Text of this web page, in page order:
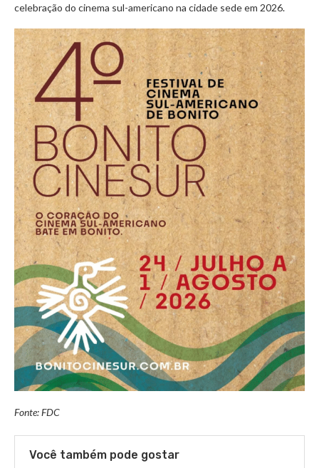
celebração do cinema sul-americano na cidade sede em 2026.
Fonte: FDC
Você também pode gostar